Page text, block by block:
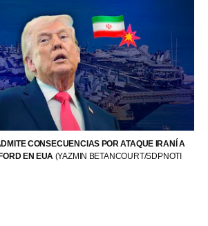
CONSECUENCIAS POR ATAQUE IRANÍ A
EN EUA (YAZMIN BETANCOURT/SDPNOTI